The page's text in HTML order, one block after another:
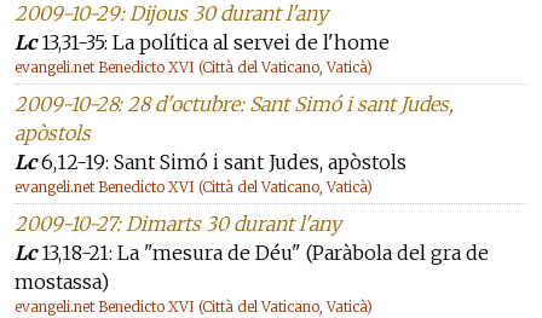
2009-10-29: Dijous 30 durant l'any
Lc13,31-35: La política al servei de l'home
evangeli.net Benedicto XVI (Città del Vaticano, Vaticà)
2009-10-28: 28 d'octubre: Sant Simó i sant Judes,
apòstols
Lc6,12-19: Sant Simó i sant Judes, apòstols
evangeli.net Benedicto XVI (Città del Vaticano, Vaticà)
2009-10-27: Dimarts 30 durant l'any
Lc13,18-21: La "mesura de Déu" (Paràbola del gra de
mostassa)
evangeli.net Benedicto XVI (Città del Vaticano, Vaticà)